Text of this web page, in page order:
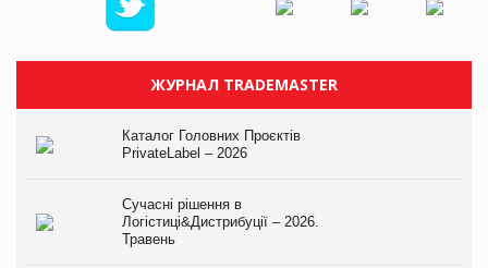
ЖУРНАЛ TRADEMASTER
Каталог Головних Проєктів
PrivateLabel – 2026
Сучасні рішення в
Логістиці&Дистрибуції – 2026.
Травень